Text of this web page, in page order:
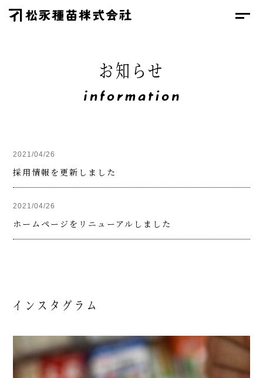
お知らせ
2021/04/26
採用情報を更新しました
2021/04/26
ホームページをリニューアルしました
インスタグラム